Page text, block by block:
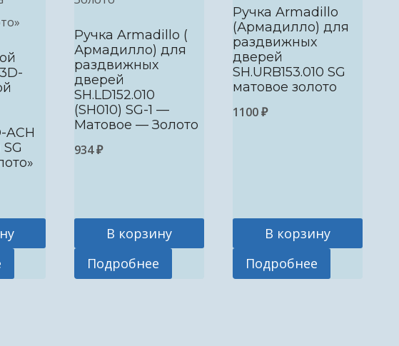
ACH
Ручка Armadillo (
Армадилло) для
раздвижных
дверей
SH.LD152.010
(SH010) SG-1 —
Матовое — Золото
934₽
В корзину
Подробнее
Ручка Armadillo
(Армадилло) для
раздвижных
дверей
SH.URB153.010 SG
матовое золото
1100₽
В корзину
Подробнее